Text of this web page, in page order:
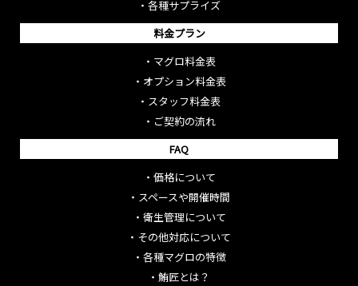
・ 各種サプライズ
料金プラン
・ マグロ料金表
・ オプション料金表
・ スタッフ料金表
・ ご契約の流れ
FAQ
・ 価格について
・ スペースや開催時間
・ 衛生管理について
・ その他対応について
・ 各種マグロの特徴
・ 鮪匠とは？